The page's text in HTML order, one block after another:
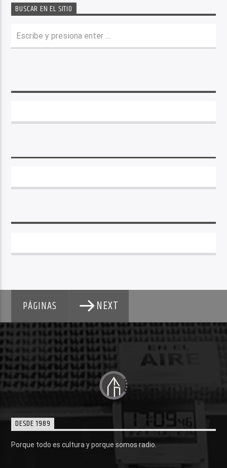
BUSCAR EN EL SITIO
PÁGINAS NEXT
DESDE 1989
Porque todo es cultura y porque somos radio.